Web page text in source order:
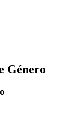
Género